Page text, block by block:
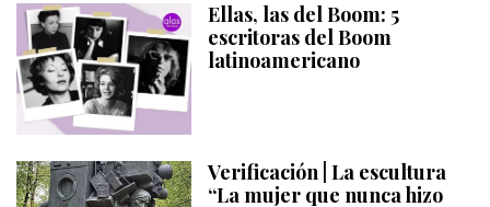
Ellas, las del Boom: 5
escritoras del Boom
latinoamericano
Verificación | La escultura
“La mujer que nunca hizo